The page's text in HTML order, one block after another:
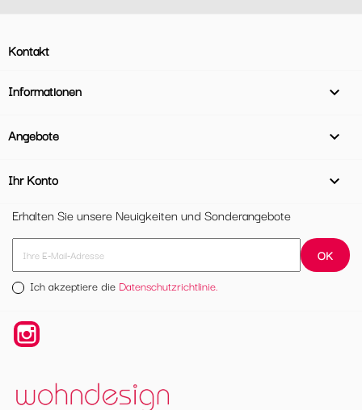
Kontakt
Informationen 
Angebote 
Ihr Konto

Erhalten Sie unsere Neuigkeiten und Sonderangebote
Ich akzeptiere die Datenschutzrichtlinie.